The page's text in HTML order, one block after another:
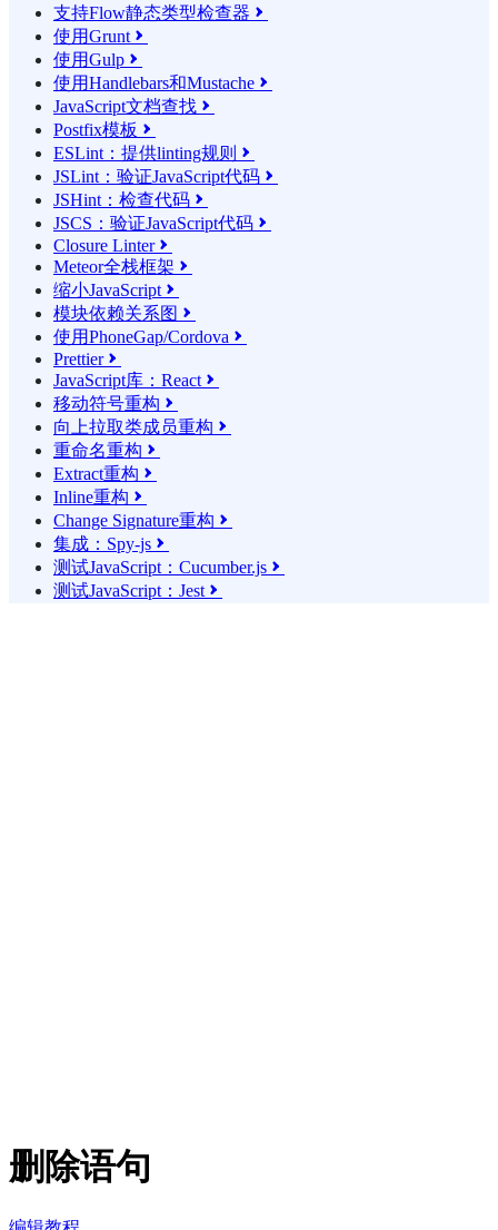
支持Flow静态类型检查器 
使用Grunt 
使用Gulp 
使用Handlebars和Mustache 
JavaScript文档查找 
Postfix模板 
ESLint：提供linting规则 
JSLint：验证JavaScript代码 
JSHint：检查代码 
JSCS：验证JavaScript代码 
Closure Linter
Meteor全栈框架 
缩小JavaScript 
模块依赖关系图 
使用PhoneGap/Cordova 
Prettier
JavaScript库：React 
移动符号重构 
向上拉取类成员重构 
重命名重构 
Extract重构 
Inline重构 
Change Signature重构 
集成：Spy-js 
测试JavaScript：Cucumber.js 
测试JavaScript：Jest 
删除语句